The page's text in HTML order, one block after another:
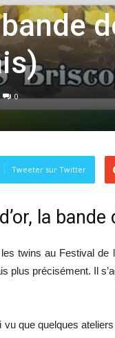
0
Tweeter sur Twitter
la
les twins au Festival
plus précisément. Il
vu que quelques